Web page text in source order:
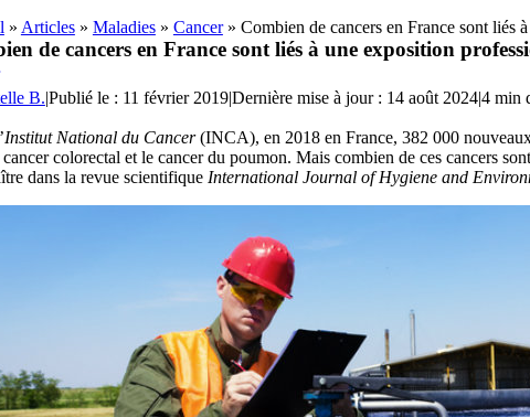
» Articles» Maladies» Cancer» Combien de cancers en France sont liés
de cancers en France sont liés à une exposition
B.|Publié le : 11 février 2019|Dernière mise à jour : 14 août 2024|4 min
Institut National du Cancer(INCA), en 2018 en France, 382 000
colorectal et le cancer du poumon. Mais combien de ces cancers
dans la revue scientifique International Journal of Hygiene and